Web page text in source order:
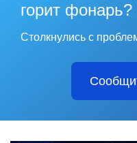
горит фонарь?
Столкнулись с